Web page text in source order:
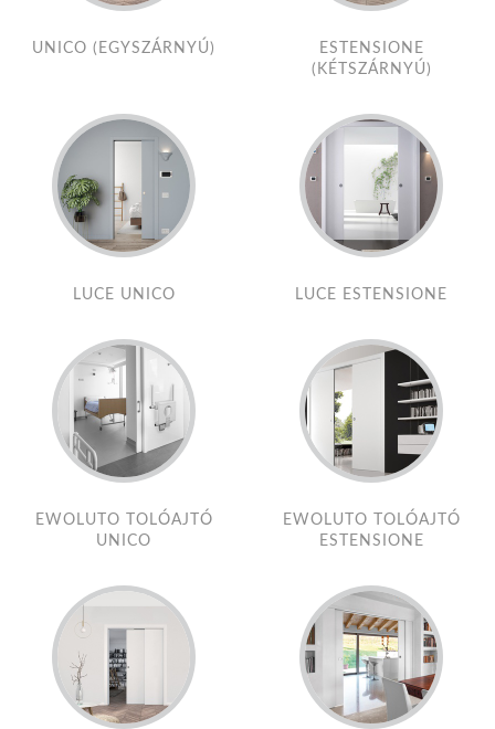
UNICO (EGYSZÁRNYÚ)
ESTENSIONE
(KÉTSZÁRNYÚ)
LUCE UNICO LUCE ESTENSIONE
EWOLUTO TOLÓAJTÓ
UNICO
EWOLUTO TOLÓAJTÓ
ESTENSIONE